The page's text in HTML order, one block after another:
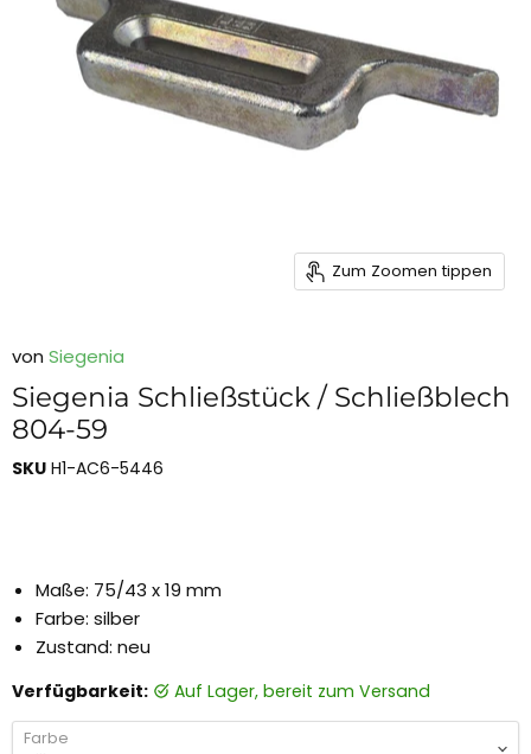
Zum Zoomen tippen
von Siegenia
Siegenia Schließstück / Schließblech
804-59
SKU H1-AC6-5446
Maße: 75/43 x 19 mm
Farbe: silber
Zustand: neu
Verfügbarkeit: auf Lager, bereit zum Versand
Farbe